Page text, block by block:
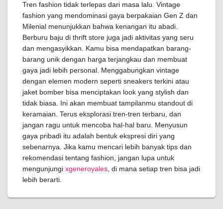
Tren fashion tidak terlepas dari masa lalu. Vintage
fashion yang mendominasi gaya berpakaian Gen Z dan
Milenial menunjukkan bahwa kenangan itu abadi.
Berburu baju di thrift store juga jadi aktivitas yang seru
dan mengasyikkan. Kamu bisa mendapatkan barang-
barang unik dengan harga terjangkau dan membuat
gaya jadi lebih personal. Menggabungkan vintage
dengan elemen modern seperti sneakers terkini atau
jaket bomber bisa menciptakan look yang stylish dan
tidak biasa. Ini akan membuat tampilanmu standout di
keramaian. Terus eksplorasi tren-tren terbaru, dan
jangan ragu untuk mencoba hal-hal baru. Menyusun
gaya pribadi itu adalah bentuk ekspresi diri yang
sebenarnya. Jika kamu mencari lebih banyak tips dan
rekomendasi tentang fashion, jangan lupa untuk
mengunjungi xgeneroyales , di mana setiap tren bisa jadi
lebih berarti.